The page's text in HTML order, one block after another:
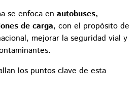
se enfoca en autobuses,
de carga, con el propósito de
mejorar la seguridad vial y
los puntos clave de esta